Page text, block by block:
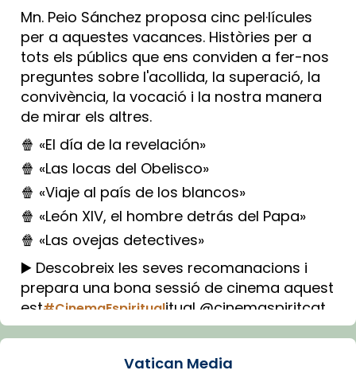
Mn. Peio Sánchez proposa cinc pel·lícules
per a aquestes vacances. Històries per a
tots els públics que ens conviden a fer-nos
preguntes sobre l'acollida, la superació, la
convivència, la vocació i la nostra manera
de mirar els altres.
🍿 «El día de la revelación»
🍿 «Las locas del Obelisco»
🍿 «Viaje al país de los blancos»
🍿 «León XIV, el hombre detrás del Papa»
🍿 «Las ovejas detectives»
▶️ Descobreix les seves recomanacions i
prepara una bona sessió de cinema aquest
est#CinemaEspiritualitual @cinemaspiritcat
Imatge: Generada amb IA (OpenAI)
Vatican Media